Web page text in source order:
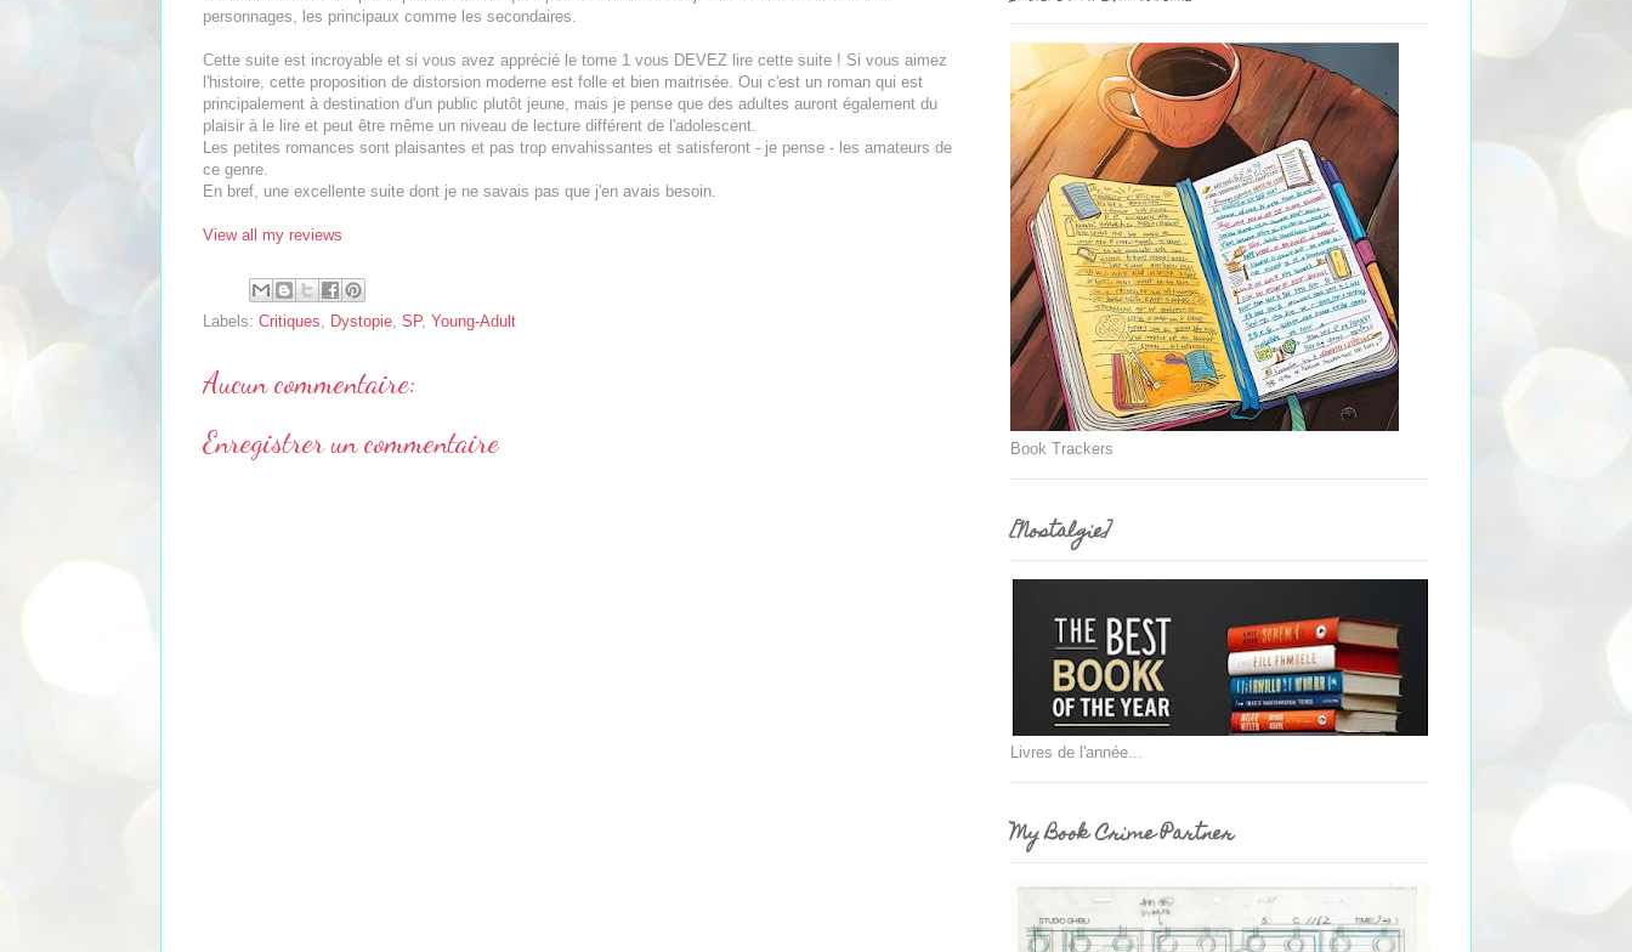
personnages, les principaux comme les secondaires.
Cette suite est incroyable et si vous avez apprécié le tome 1 vous DEVEZ lire cette suite ! Si vous aimez
l'histoire, cette proposition de distorsion moderne est folle et bien maitrisée. Oui c'est un roman qui est
principalement à destination d'un public plutôt jeune, mais je pense que des adultes auront également du
plaisir à le lire et peut être même un niveau de lecture différent de l'adolescent.
Les petites romances sont plaisantes et pas trop envahissantes et satisferont - je pense - les amateurs de
ce genre.
En bref, une excellente suite dont je ne savais pas que j'en avais besoin.
View all my reviews
Labels: Critiques, Dystopie, SP, Young-Adult
Aucun commentaire:
Enregistrer un commentaire
Book Trackers
[Nostalgie]
Livres de l'année...
My Book Crime Partner